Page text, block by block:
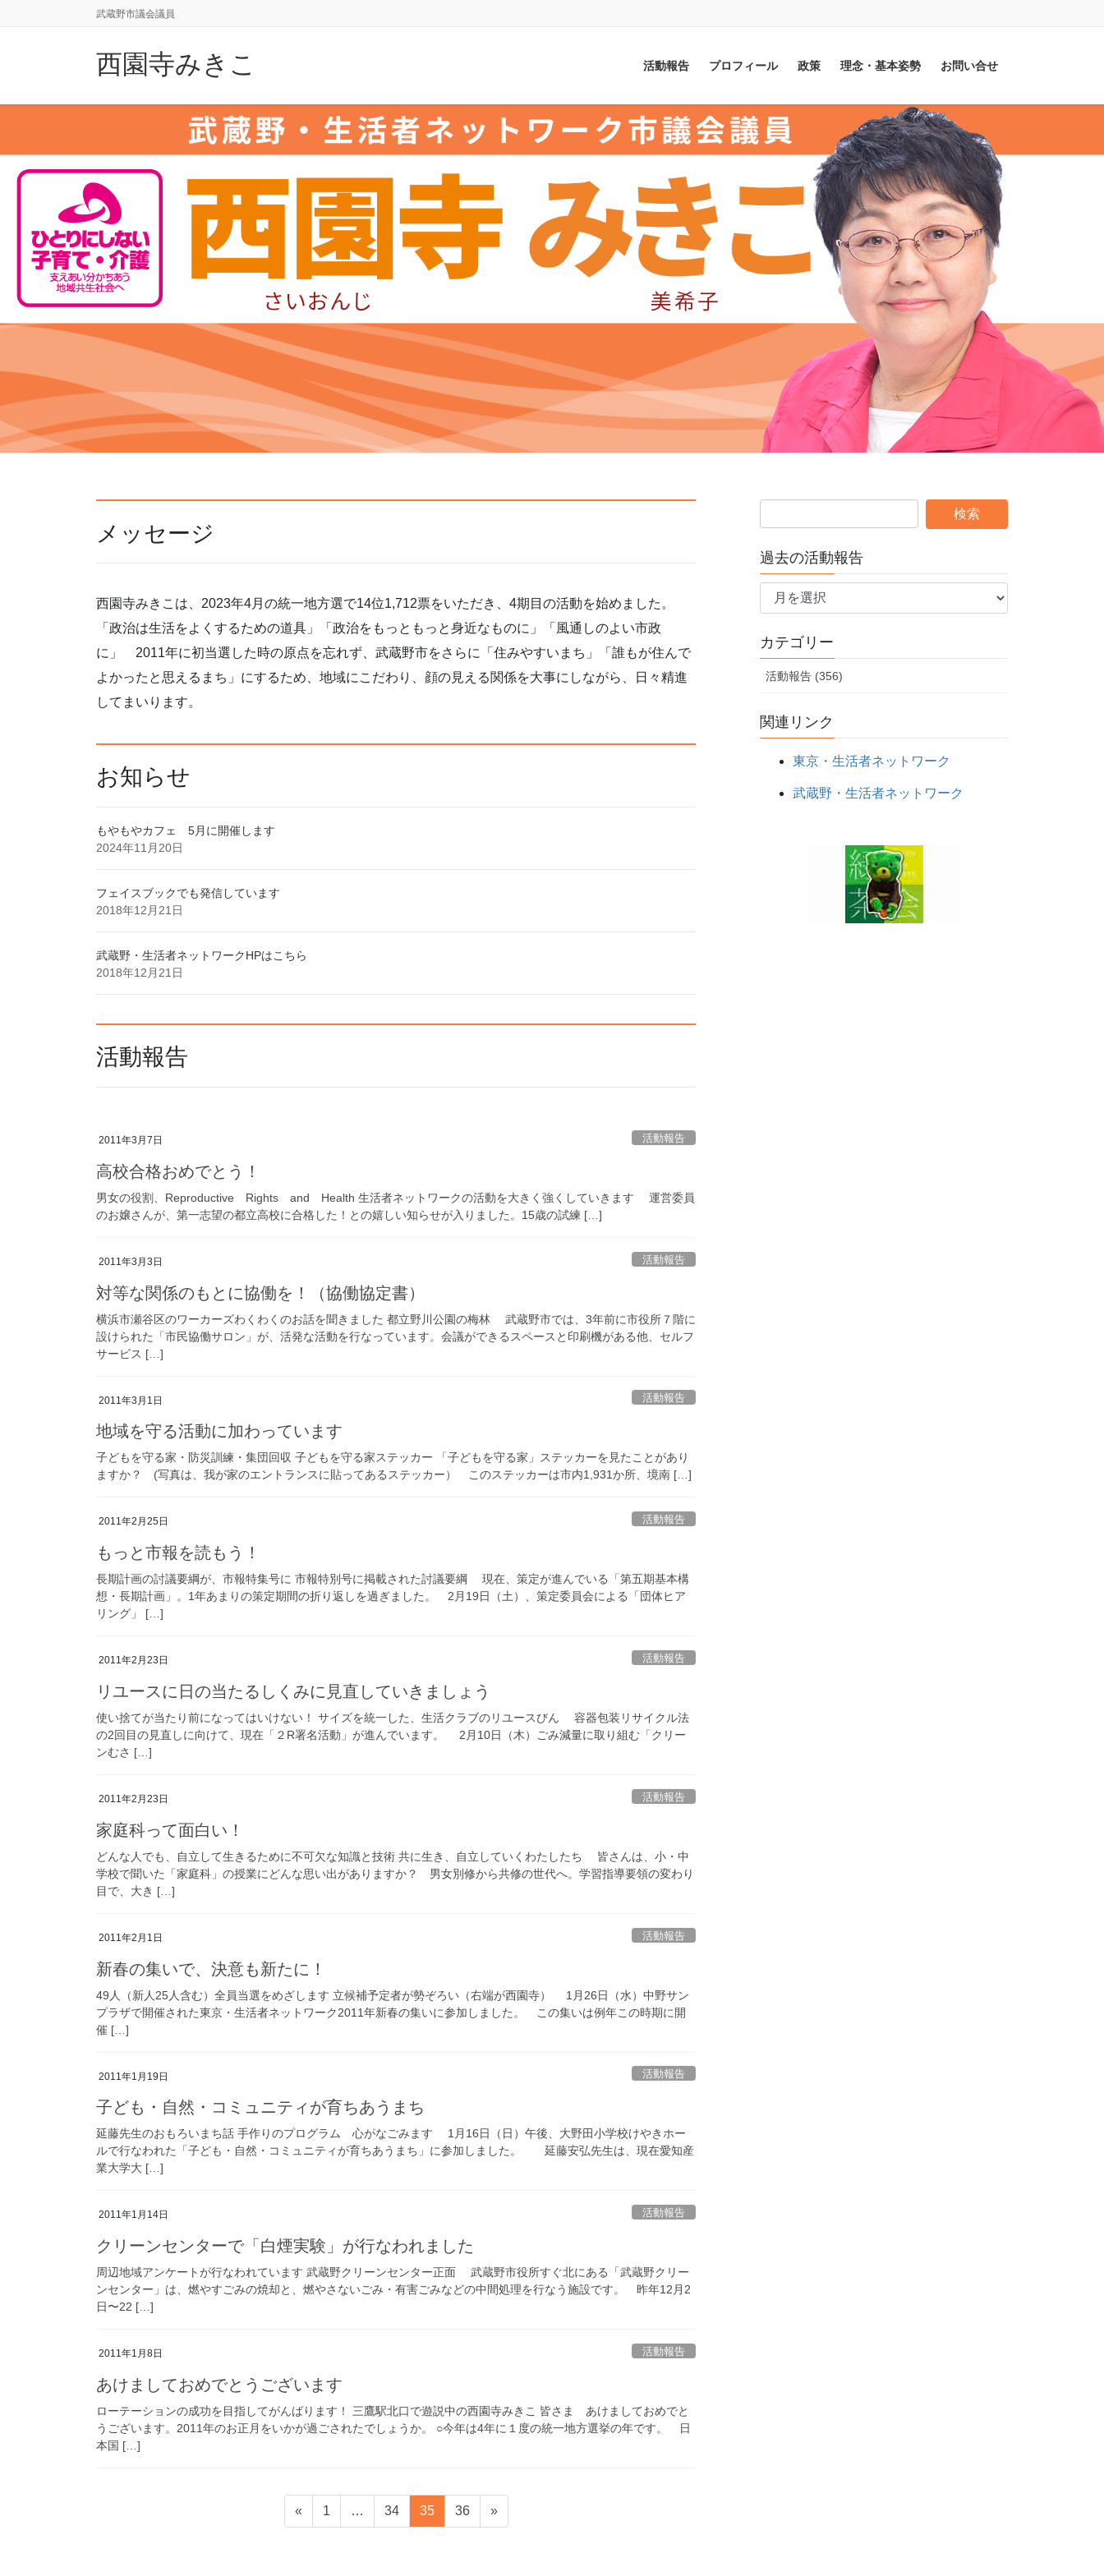
に
ョ
武蔵野市議会議員
西園寺みきこ 活動報告 プロフィール 政策 理念・基本姿勢 お問い合せ
メッセージ
西園寺みきこは、2023年4月の統一地方選で14位1,712票をいただき、4期目の活動を始めました。
「政治は生活をよくするための道具」「政治をもっともっと身近なものに」「風通しのよい市政
に」 2011年に初当選した時の原点を忘れず、武蔵野市をさらに「住みやすいまち」「誰もが住んで
よかったと思えるまち」にするため、地域にこだわり、顔の見える関係を大事にしながら、日々精進
してまいります。
お知らせ
もやもやカフェ 5月に開催します
2024年11月20日
フェイスブックでも発信しています
2018年12月21日
武蔵野・生活者ネットワークHPはこちら
2018年12月21日
活動報告
2011年3月7日 活動報告
高校合格おめでとう！
男女の役割、Reproductive Rights and Health 生活者ネットワークの活動を大きく強くしていきます 運営委員
のお嬢さんが、第一志望の都立高校に合格した！との嬉しい知らせが入りました。15歳の試練 […]
2011年3月3日 活動報告
対等な関係のもとに協働を！（協働協定書）
横浜市瀬谷区のワーカーズわくわくのお話を聞きました 都立野川公園の梅林 武蔵野市では、3年前に市役所７階に
設けられた「市民協働サロン」が、活発な活動を行なっています。会議ができるスペースと印刷機がある他、セルフ
サービス […]
2011年3月1日 活動報告
地域を守る活動に加わっています
子どもを守る家・防災訓練・集団回収 子どもを守る家ステッカー 「子どもを守る家」ステッカーを見たことがあり
ますか？ (写真は、我が家のエントランスに貼ってあるステッカー） このステッカーは市内1,931か所、境南 […]
2011年2月25日 活動報告
もっと市報を読もう！
長期計画の討議要綱が、市報特集号に 市報特別号に掲載された討議要綱 現在、策定が進んでいる「第五期基本構
想・長期計画」。1年あまりの策定期間の折り返しを過ぎました。 2月19日（土）、策定委員会による「団体ヒア
リング」 […]
2011年2月23日 活動報告
リユースに日の当たるしくみに見直していきましょう
使い捨てが当たり前になってはいけない！ サイズを統一した、生活クラブのリユースびん 容器包装リサイクル法
の2回目の見直しに向けて、現在「２R署名活動」が進んでいます。 2月10日（木）ごみ減量に取り組む「クリー
ンむさ […]
2011年2月23日 活動報告
家庭科って面白い！
どんな人でも、自立して生きるために不可欠な知識と技術 共に生き、自立していくわたしたち 皆さんは、小・中
学校で聞いた「家庭科」の授業にどんな思い出がありますか？ 男女別修から共修の世代へ。学習指導要領の変わり
目で、大き […]
2011年2月1日 活動報告
新春の集いで、決意も新たに！
49人（新人25人含む）全員当選をめざします 立候補予定者が勢ぞろい（右端が西園寺） 1月26日（水）中野サン
プラザで開催された東京・生活者ネットワーク2011年新春の集いに参加しました。 この集いは例年この時期に開
催 […]
2011年1月19日 活動報告
子ども・自然・コミュニティが育ちあうまち
延藤先生のおもろいまち話 手作りのプログラム 心がなごみます 1月16日（日）午後、大野田小学校けやきホー
ルで行なわれた「子ども・自然・コミュニティが育ちあうまち」に参加しました。 延藤安弘先生は、現在愛知産
業大学大 […]
2011年1月14日 活動報告
クリーンセンターで「白煙実験」が行なわれました
周辺地域アンケートが行なわれています 武蔵野クリーンセンター正面 武蔵野市役所すぐ北にある「武蔵野クリー
ンセンター」は、燃やすごみの焼却と、燃やさないごみ・有害ごみなどの中間処理を行なう施設です。 昨年12月2
日〜22 […]
2011年1月8日 活動報告
あけましておめでとうございます
ローテーションの成功を目指してがんばります！ 三鷹駅北口で遊説中の西園寺みきこ 皆さま あけましておめでと
うございます。2011年のお正月をいかが過ごされたでしょうか。 ○今年は4年に１度の統一地方選挙の年です。 日
本国 […]
«
ペ
ー
1 …
ペ
ー
34
ペ
ー
35
ペ
ー
36 »
過去の活動報告
過
活
動
報
カテゴリー
活動報告 (356)
関連リンク
東京・生活者ネットワーク
武蔵野・生活者ネットワーク